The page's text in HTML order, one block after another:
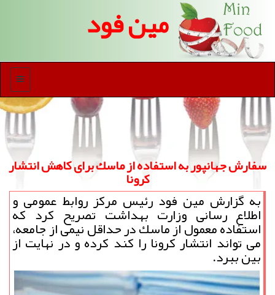
مین فود
منو
سفارش جهانپور به استفاده از ماسك برای كاهش انتشار
كرونا
به گزارش مین فود رئیس مركز روابط عمومی و
اطلاع رسانی وزارت بهداشت تصریح كرد كه
استفاده معمول از ماسك در حداقل نیمی از جامعه،
می تواند انتشار كرونا را كند كرده و در نهایت از
بین ببرد.